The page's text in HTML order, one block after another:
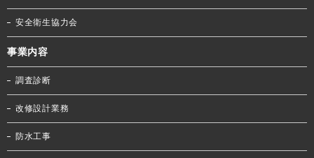
安全衛生協力会
事業内容
調査診断
改修設計業務
防水工事